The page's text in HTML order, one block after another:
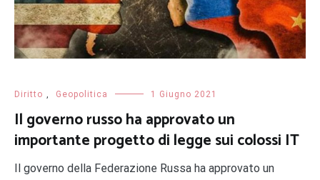
Diritto Geopolitica 1 Giugno 2021
Il governo russo ha approvato un
importante progetto di legge sui colossi IT
Il governo della Federazione Russa ha approvato un